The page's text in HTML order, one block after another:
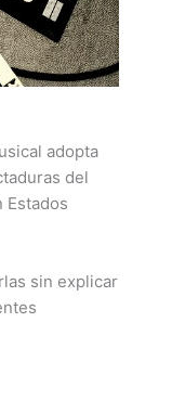
adopta
del
Estados
sin explicar